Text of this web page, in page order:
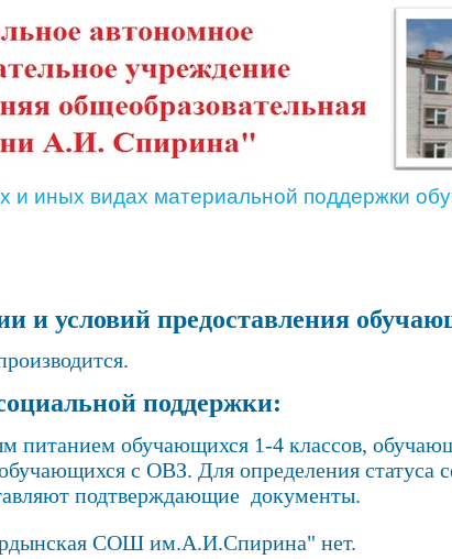
и иных видах материальной поддержки
и условий предоставления
поддержки:
питанием обучающихся 1-4 классов,
с ОВЗ. Для определения статуса
подтверждающие документы.
СОШ им.А.И.Спирина" нет.